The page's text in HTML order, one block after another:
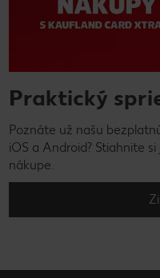
Praktický
Poznáte už našu
iOS a Android? Stiahnite
nákupe.